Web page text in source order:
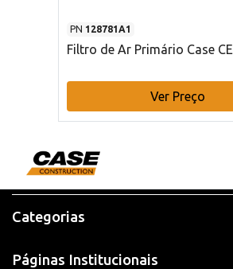
PN 128781A1
Filtro de Ar Primário Case CE
Ver Preço
Categorias
Páginas Institucionais